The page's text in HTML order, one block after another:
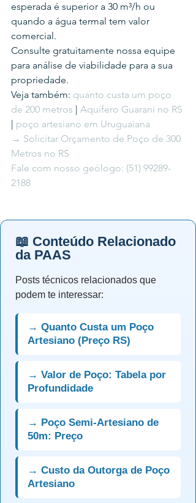
esperada é superior a 30 m³/h ou
quando a água termal tem valor
comercial.
Consulte gratuitamente nossa equipe
para análise de viabilidade para a sua
propriedade.
Veja também: quanto custa um poço
de 200 metros | Aquífero Guarani no RS
| poço artesiano em Uruguaiana
→ Solicitar Orçamento de Poço de 300
Metros no RS
Fale com nosso geólogo: (51) 99289-
2188
📖 Conteúdo Relacionado
da PAAS
Posts técnicos relacionados que
podem te interessar:
→ Quanto Custa um Poço
Artesiano (Preço RS)
→ Valor de Poço: Tabela por
Profundidade
→ Poço Semi-Artesiano de
50m: Preço
→ Custo da Outorga de Poço
Artesiano